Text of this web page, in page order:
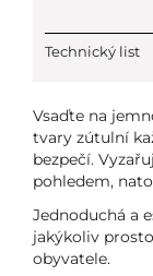
Technický list
Vsaďte na
tvary zútulní
bezpečí.
pohledem,
Jednoduchá a
jakýkoliv
obyvatele.